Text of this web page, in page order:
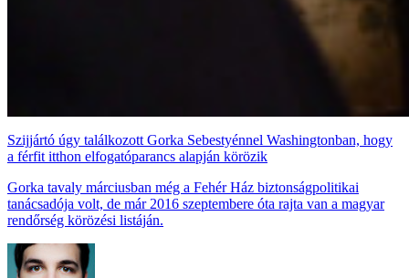
Szijjártó úgy találkozott Gorka Sebestyénnel Washingtonban, hogy
a férfit itthon elfogatóparancs alapján körözik
Gorka tavaly márciusban még a Fehér Ház biztonságpolitikai
tanácsadója volt, de már 2016 szeptembere óta rajta van a magyar
rendőrség körözési listáján.